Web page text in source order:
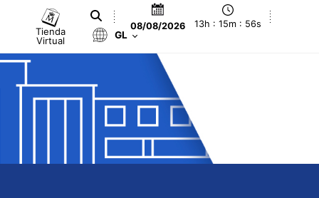
Tienda
Virtual
08/08/2026 13h : 15m : 57s
GL